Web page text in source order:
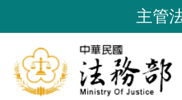
到
要
內
主管